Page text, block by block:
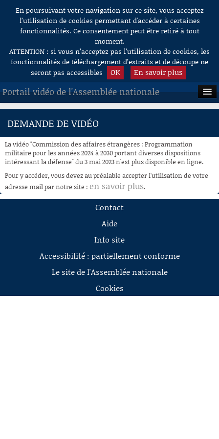
Aller au contenu
En poursuivant votre navigation sur ce site, vous acceptez
l’utilisation de cookies permettant d'accéder à certaines
fonctionnalités. Ce consentement peut être retiré à tout
moment.
ATTENTION : si vous n’acceptez pas l’utilisation de cookies, les
fonctionnalités de téléchargement d’extraits et de découpe ne
seront pas accessibles
OK En savoir plus
Portail vidéo de l'Assemblée nationale
ACCUEIL
À LA DEMANDE
RECHERCHE
AIDE À LA DÉCOUPE
DE VIDÉOS
DEMANDE DE VIDÉO
La vidéo "Commission des affaires étrangères : Programmation
militaire pour les années 2024 à 2030 portant diverses dispositions
intéressant la défense" du 3 mai 2023 n'est plus disponible en ligne.
Pour y accéder, vous devez au préalable accepter l'utilisation de votre
adresse mail par notre site : en savoir plus.
Contact
Aide
Info site
Accessibilité : partiellement conforme
Le site de l'Assemblée nationale
Cookies